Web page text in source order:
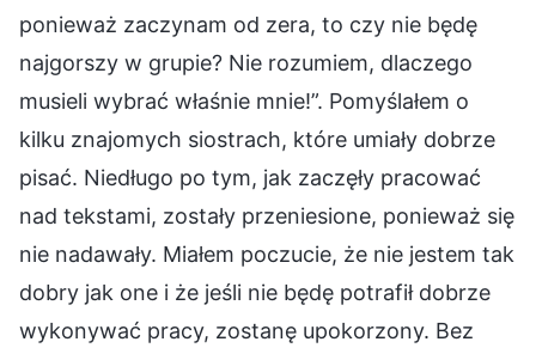
ponieważ zaczynam od zera, to czy nie będę
najgorszy w grupie? Nie rozumiem, dlaczego
musieli wybrać właśnie mnie!”. Pomyślałem o
kilku znajomych siostrach, które umiały dobrze
pisać. Niedługo po tym, jak zaczęły pracować
nad tekstami, zostały przeniesione, ponieważ się
nie nadawały. Miałem poczucie, że nie jestem tak
dobry jak one i że jeśli nie będę potrafił dobrze
wykonywać pracy, zostanę upokorzony. Bez